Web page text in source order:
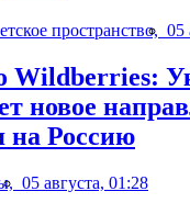
пространство, 05
Wildberries:
новое
на Россию
05 августа, 01:28